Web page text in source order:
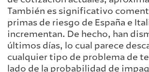
También es significativo
primas de riesgo de España e
incrementan. De hecho, han
últimos días, lo cual parece
cualquier tipo de problema de
lado de la probabilidad de